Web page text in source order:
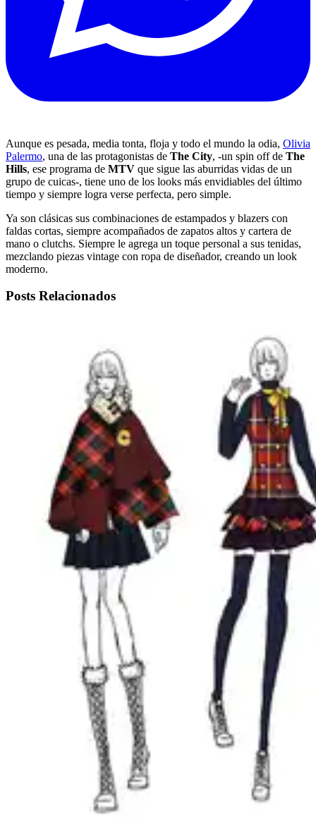
Aunque es pesada, media tonta, floja y todo el mundo la odia, Olivia
Palermo, una de las protagonistas de The City, -un spin off de The
Hills, ese programa de MTV que sigue las aburridas vidas de un
grupo de cuicas-, tiene uno de los looks más envidiables del último
tiempo y siempre logra verse perfecta, pero simple.
Ya son clásicas sus combinaciones de estampados y blazers con
faldas cortas, siempre acompañados de zapatos altos y cartera de
mano o clutchs. Siempre le agrega un toque personal a sus tenidas,
mezclando piezas vintage con ropa de diseñador, creando un look
moderno.
Posts Relacionados